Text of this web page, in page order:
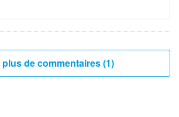
Voir plus de commentaires (1)